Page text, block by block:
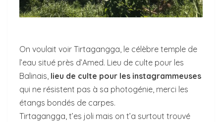
On voulait voir Tirtagangga, le célèbre temple de
l’eau situé près d’Amed. Lieu de culte pour les
Balinais, lieu de culte pour les instagrammeuses
qui ne résistent pas à sa photogénie, merci les
étangs bondés de carpes.
Tirtagangga, t’es joli mais on t’a surtout trouvé